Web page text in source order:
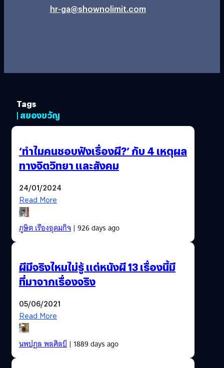
hr-ga@shownolimit.com
Tags
| สยองขวัญ
‘ทำไมคนชอบฟังเรื่องผี?’ กับ 4 เหตุผล
ทางจิตวิทยา และสังคม
24/01/2024
Read More
ภูษิต เรืองอุดมกิจ| 926 days ago
ผีมีจริงไหมไม่รู้ แต่หนังผี 13 เรื่องนี้มี
ที่มาจากเรื่องจริง
05/06/2021
Read More
นพปฎล พลศิลป์| 1889 days ago